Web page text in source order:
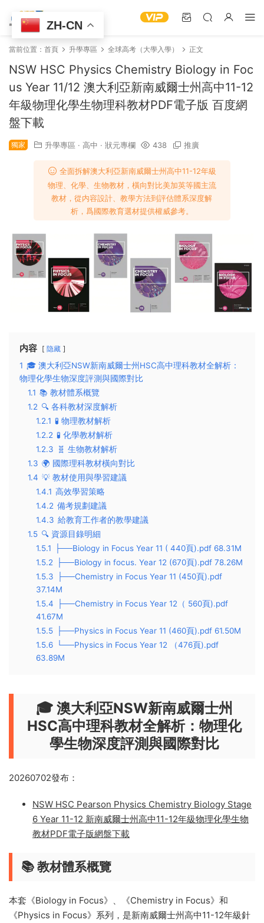
當前位置： 首頁 升學專區 全球高考（大學入學） 正文
NSW HSC Physics Chemistry Biology in Foc
us Year 11/12 澳大利亞新南威爾士州高中11-12
年級物理化學生物理科教材PDF電子版 百度網
盤下載
獨家 升學專區 · 高中 · 狀元專欄 438 推廣
全面拆解澳大利亞新南威爾士州高中11-12年級
物理、化學、生物教材，橫向對比美加英等國主流
教材，從内容設計、教學方法到評估體系深度解
析，爲國際教育選材提供權威參考。
内容 隐藏
1 🎓 澳大利亞NSW新南威爾士州HSC高中理科教材全解析：
物理化學生物深度評測與國際對比
1.1 📚 教材體系概覽
1.2 🔍 各科教材深度解析
1.2.1 🧪 物理教材解析
1.2.2 🧪 化學教材解析
1.2.3
🧬 生物教材解析
1.3 🌍 國際理科教材橫向對比
1.4 💡 教材使用與學習建議
1.4.1 高效學習策略
1.4.2 備考規劃建議
1.4.3 給教育工作者的教學建議
1.5 🔍 資源目錄明細
1.5.1
├──Biology in Focus Year 11 ( 440頁).pdf 68.31M
1.5.2
├──Biology in focus. Year 12 (670頁).pdf 78.26M
1.5.3
├──Chemistry in Focus Year 11 (450頁).pdf
37.14M
1.5.4
├──Chemistry in Focus Year 12（ 560頁).pdf
41.67M
1.5.5
├──Physics in Focus Year 11 (460頁).pdf 61.50M
1.5.6
└──Physics in Focus Year 12 （476頁).pdf
63.89M
🎓 澳大利亞NSW新南威爾士州
HSC高中理科教材全解析：物理化
學生物深度評測與國際對比
20260702發布：
NSW HSC Pearson Physics Chemistry Biology Stage
6 Year 11-12 新南威爾士州高中11-12年級物理化學生物
教材PDF電子版網盤下載
📚 教材體系概覽
本套《Biology in Focus》、《Chemistry in Focus》和
《Physics in Focus》系列，是新南威爾士州高中11-12年級針
ZH-CN